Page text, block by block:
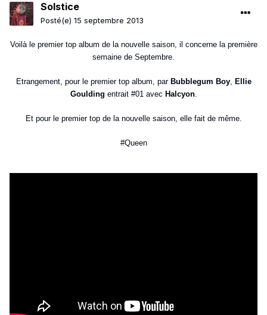
Solstice
Posté(e) 15 septembre 2013
Voilà le premier top album de la nouvelle saison, il concerne la première
semaine de Septembre.
Etrangement, pour le premier top album, par Bubblegum Boy, Ellie
Goulding entrait #01 avec Halcyon.
Et pour le premier top de la nouvelle saison, elle fait de même.
#Queen